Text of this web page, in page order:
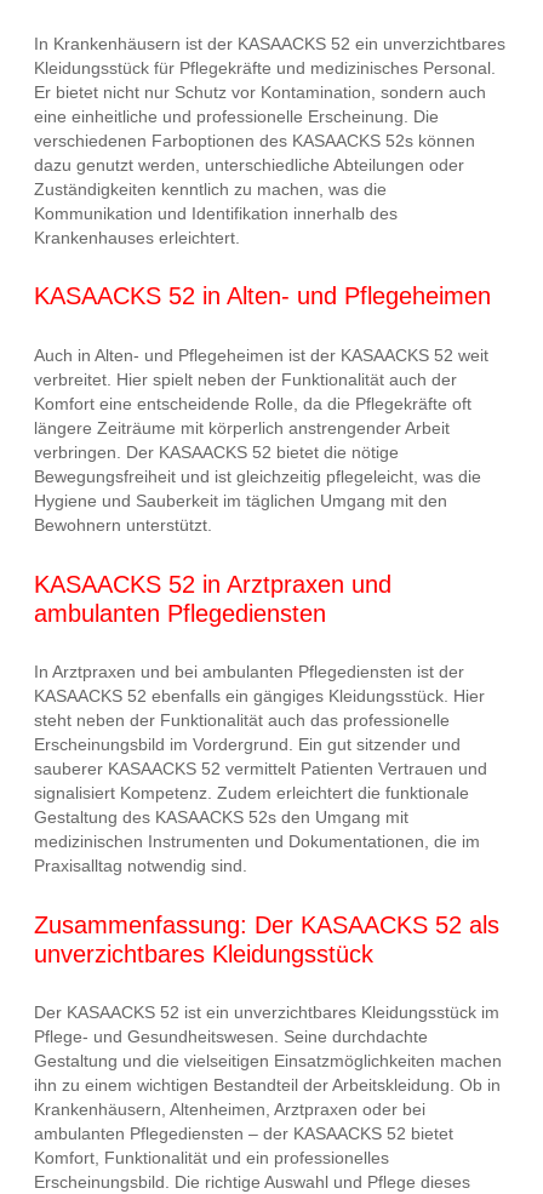
In Krankenhäusern ist der KASAACKS 52 ein unverzichtbares
Kleidungsstück für Pflegekräfte und medizinisches Personal.
Er bietet nicht nur Schutz vor Kontamination, sondern auch
eine einheitliche und professionelle Erscheinung. Die
verschiedenen Farboptionen des KASAACKS 52s können
dazu genutzt werden, unterschiedliche Abteilungen oder
Zuständigkeiten kenntlich zu machen, was die
Kommunikation und Identifikation innerhalb des
Krankenhauses erleichtert.
KASAACKS 52 in Alten- und Pflegeheimen
Auch in Alten- und Pflegeheimen ist der KASAACKS 52 weit
verbreitet. Hier spielt neben der Funktionalität auch der
Komfort eine entscheidende Rolle, da die Pflegekräfte oft
längere Zeiträume mit körperlich anstrengender Arbeit
verbringen. Der KASAACKS 52 bietet die nötige
Bewegungsfreiheit und ist gleichzeitig pflegeleicht, was die
Hygiene und Sauberkeit im täglichen Umgang mit den
Bewohnern unterstützt.
KASAACKS 52 in Arztpraxen und
ambulanten Pflegediensten
In Arztpraxen und bei ambulanten Pflegediensten ist der
KASAACKS 52 ebenfalls ein gängiges Kleidungsstück. Hier
steht neben der Funktionalität auch das professionelle
Erscheinungsbild im Vordergrund. Ein gut sitzender und
sauberer KASAACKS 52 vermittelt Patienten Vertrauen und
signalisiert Kompetenz. Zudem erleichtert die funktionale
Gestaltung des KASAACKS 52s den Umgang mit
medizinischen Instrumenten und Dokumentationen, die im
Praxisalltag notwendig sind.
Zusammenfassung: Der KASAACKS 52 als
unverzichtbares Kleidungsstück
Der KASAACKS 52 ist ein unverzichtbares Kleidungsstück im
Pflege- und Gesundheitswesen. Seine durchdachte
Gestaltung und die vielseitigen Einsatzmöglichkeiten machen
ihn zu einem wichtigen Bestandteil der Arbeitskleidung. Ob in
Krankenhäusern, Altenheimen, Arztpraxen oder bei
ambulanten Pflegediensten – der KASAACKS 52 bietet
Komfort, Funktionalität und ein professionelles
Erscheinungsbild. Die richtige Auswahl und Pflege dieses